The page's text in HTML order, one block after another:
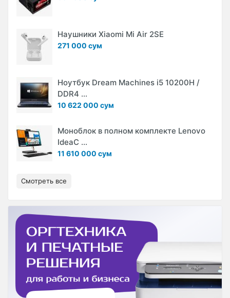
Наушники Xiaomi Mi Air 2SE
271 000 сум
Ноутбук Dream Machines i5 10200H /
DDR4 ...
10 622 000 сум
Моноблок в полном комплекте Lenovo
IdeaC ...
11 610 000 сум
Смотреть все